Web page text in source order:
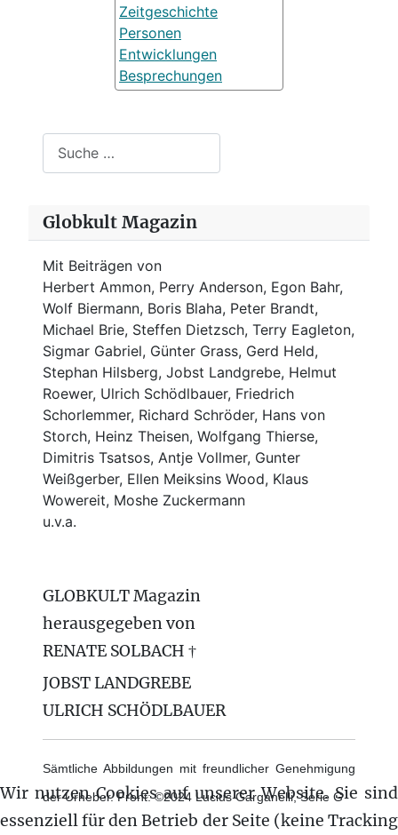
Zeitgeschichte
Personen
Entwicklungen
Besprechungen
Globkult Magazin
Mit Beiträgen von
Herbert Ammon, Perry Anderson, Egon Bahr,
Wolf Biermann, Boris Blaha, Peter Brandt,
Michael Brie, Steffen Dietzsch, Terry Eagleton,
Sigmar Gabriel, Günter Grass, Gerd Held,
Stephan Hilsberg, Jobst Landgrebe, Helmut
Roewer, Ulrich Schödlbauer, Friedrich
Schorlemmer, Richard Schröder, Hans von
Storch, Heinz Theisen, Wolfgang Thierse,
Dimitris Tsatsos, Antje Vollmer, Gunter
Weißgerber, Ellen Meiksins Wood, Klaus
Wowereit, Moshe Zuckermann
u.v.a.
GLOBKULT Magazin
herausgegeben von
RENATE SOLBACH †
JOBST LANDGREBE
ULRICH SCHÖDLBAUER
Sämtliche Abbildungen mit freundlicher Genehmigung
der Urheber. Front: ©2024 Lucius Garganelli, Serie G
Wir nutzen Cookies auf unserer Website. Sie sind
essenziell für den Betrieb der Seite (keine Tracking